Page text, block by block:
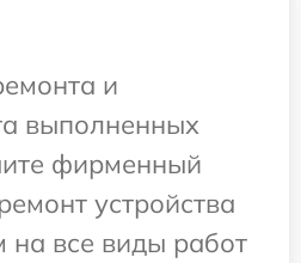
и
выполненных
фирменный
устройства
на все виды работ